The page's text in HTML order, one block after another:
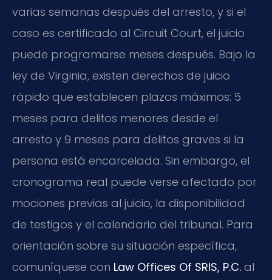
varias semanas después del arresto, y si el
caso es certificado al Circuit Court, el juicio
puede programarse meses después. Bajo la
ley de Virginia, existen derechos de juicio
rápido que establecen plazos máximos: 5
meses para delitos menores desde el
arresto y 9 meses para delitos graves si la
persona está encarcelada. Sin embargo, el
cronograma real puede verse afectado por
mociones previas al juicio, la disponibilidad
de testigos y el calendario del tribunal. Para
orientación sobre su situación específica,
comuníquese con Law Offices Of SRIS, P.C. al